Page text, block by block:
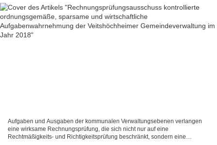
Aufgaben und Ausgaben der kommunalen Verwaltungsebenen verlangen
eine wirksame Rechnungsprüfung, die sich nicht nur auf eine
Rechtmäßigkeits- und Richtigkeitsprüfung beschränkt, sondern eine